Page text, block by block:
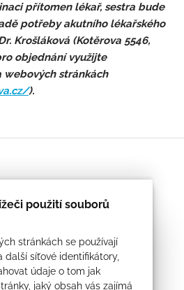
použití souborů
stránkách se používají
další síťové identifikátory,
údaje o tom jak
jaký obsah vás zajímá
přítomen lékař, sestra bude
potřeby akutního lékařského
Krošláková (Kotěrova 5546,
objednání využijte
webových stránkách
).